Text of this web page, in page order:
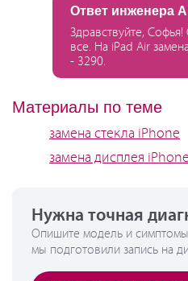
Ответ инженера
Здравствуйте,
все. На iPad Air
- 3290.
Материалы по теме
замена стекла iPhone
замена дисплея iPhone
Нужна точная
Опишите модель и
мы подготовили запись на